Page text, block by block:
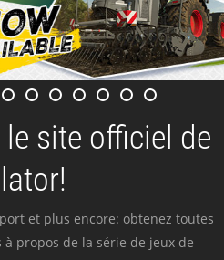
le site officiel de
et plus encore: obtenez toutes
propos de la série de jeux de